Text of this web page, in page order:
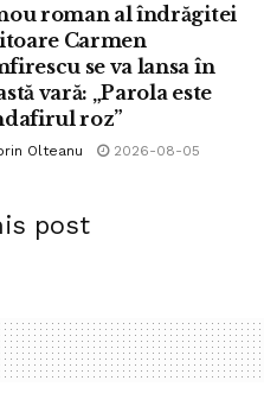
roman al îndrăgitei
Carmen
se va lansa în
vară: „Parola este
roz”
Olteanu 2026-08-05
post